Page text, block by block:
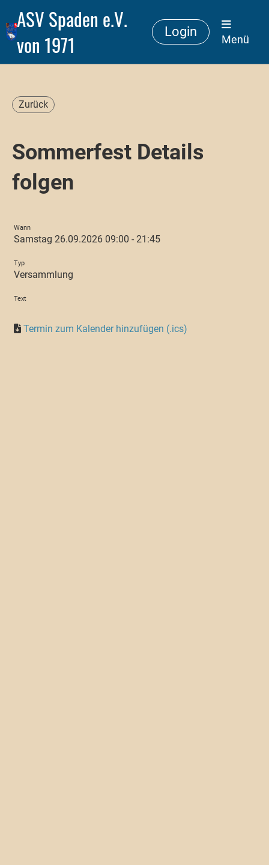
ASV Spaden e.V.
von 1971
Login
Menü
Zurück
Sommerfest Details
folgen
Wann
Samstag 26.09.2026 09:00 - 21:45
Typ
Versammlung
Text
Termin zum Kalender hinzufügen (.ics)